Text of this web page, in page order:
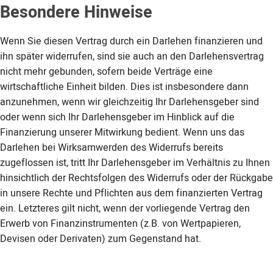
Besondere Hinweise
Wenn Sie diesen Vertrag durch ein Darlehen finanzieren und
ihn später widerrufen, sind sie auch an den Darlehensvertrag
nicht mehr gebunden, sofern beide Verträge eine
wirtschaftliche Einheit bilden. Dies ist insbesondere dann
anzunehmen, wenn wir gleichzeitig Ihr Darlehensgeber sind
oder wenn sich Ihr Darlehensgeber im Hinblick auf die
Finanzierung unserer Mitwirkung bedient. Wenn uns das
Darlehen bei Wirksamwerden des Widerrufs bereits
zugeflossen ist, tritt Ihr Darlehensgeber im Verhältnis zu Ihnen
hinsichtlich der Rechtsfolgen des Widerrufs oder der Rückgabe
in unsere Rechte und Pflichten aus dem finanzierten Vertrag
ein. Letzteres gilt nicht, wenn der vorliegende Vertrag den
Erwerb von Finanzinstrumenten (z.B. von Wertpapieren,
Devisen oder Derivaten) zum Gegenstand hat.